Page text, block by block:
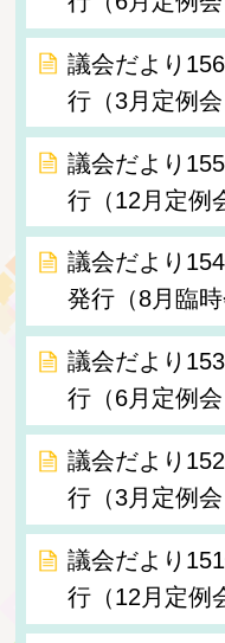
議会だより
行（3月定例会
議会だより
行（12月定例
議会だより
発行（8月臨時
議会だより
行（6月定例会
議会だより
行（3月定例会
議会だより
行（12月定例